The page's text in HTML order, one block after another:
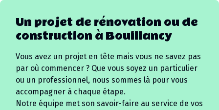
Un projet de rénovation ou de
construction à Bouillancy
Vous avez un projet en tête mais vous ne savez pas
par où commencer ? Que vous soyez un particulier
ou un professionnel, nous sommes là pour vous
accompagner à chaque étape.
Notre équipe met son savoir-faire au service de vos